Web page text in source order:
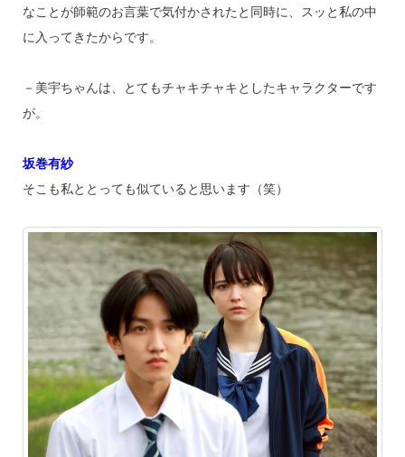
なことが師範のお言葉で気付かされたと同時に、スッと私の中
に入ってきたからです。
－美宇ちゃんは、とてもチャキチャキとしたキャラクターです
が。
坂巻有紗
そこも私ととっても似ていると思います（笑）